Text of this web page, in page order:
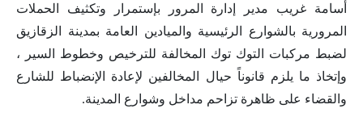
أسامة غريب مدير إدارة المرور بإستمرار وتكثيف الحملات
المرورية بالشوارع الرئيسية والميادين العامة بمدينة الزقازيق
لضبط مركبات التوك توك المخالفة للترخيص وخطوط السير ،
وإتخاذ ما يلزم قانوناً حيال المخالفين لإعادة الإنضباط للشارع
والقضاء على ظاهرة تزاحم مداخل وشوارع المدينة.